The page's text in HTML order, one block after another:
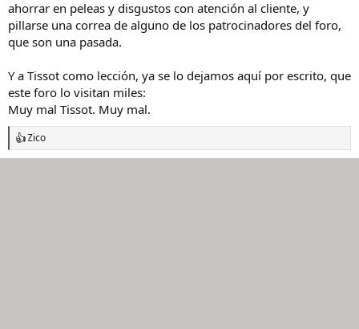
uso, creo que esto es más bien debido a un defecto del
recubrimiento interior de la misma y por tanto un defecto de
calidad del artículo. Espero vuestra opinión según vuestra propia
ahorrar en peleas y disgustos con atención al cliente, y
pillarse una correa de alguno de los patrocinadores del foro,
que son una pasada.
Y a Tissot como lección, ya se lo dejamos aquí por escrito, que
este foro lo visitan miles:
Muy mal Tissot. Muy mal.
R
e
Zico